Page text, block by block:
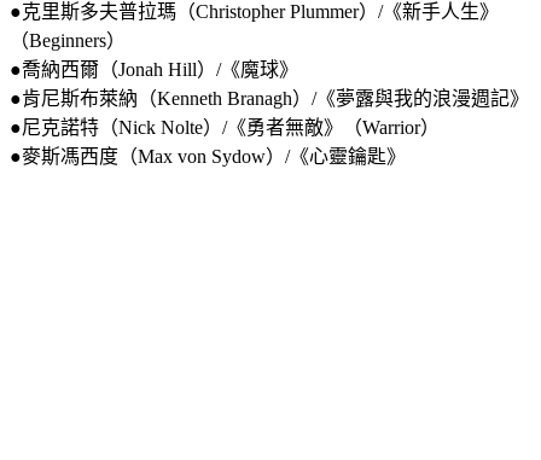
●克里斯多夫普拉瑪（Christopher Plummer）/《新手人生》
（Beginners）
●喬納西爾（Jonah Hill）/《魔球》
●肯尼斯布萊納（Kenneth Branagh）/《夢露與我的浪漫週記》
●尼克諾特（Nick Nolte）/《勇者無敵》（Warrior）
●麥斯馮西度（Max von Sydow）/《心靈鑰匙》